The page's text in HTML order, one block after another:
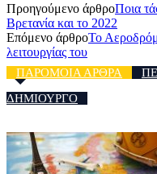
Προηγούμενο άρθροΠοια
Βρετανία και το 2022
Επόμενο άρθροΤο
λειτουργίας του
ΠΑΡΟΜΟΙΑ ΑΡΘΡΑ
ΔΗΜΙΟΥΡΓΟ